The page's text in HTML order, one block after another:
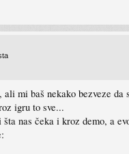
mi baš nekako bezveze da
igru to sve...
šta nas čeka i kroz demo, a